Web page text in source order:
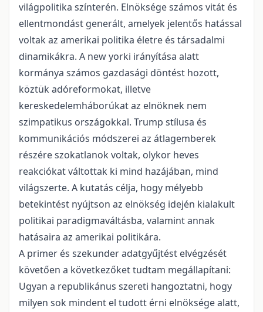
világpolitika színterén. Elnöksége számos vitát és
ellentmondást generált, amelyek jelentős hatással
voltak az amerikai politika életre és társadalmi
dinamikákra. A new yorki irányítása alatt
kormánya számos gazdasági döntést hozott,
köztük adóreformokat, illetve
kereskedelemháborúkat az elnöknek nem
szimpatikus országokkal. Trump stílusa és
kommunikációs módszerei az átlagemberek
részére szokatlanok voltak, olykor heves
reakciókat váltottak ki mind hazájában, mind
világszerte. A kutatás célja, hogy mélyebb
betekintést nyújtson az elnökség idején kialakult
politikai paradigmaváltásba, valamint annak
hatásaira az amerikai politikára.
A primer és szekunder adatgyűjtést elvégzését
követően a következőket tudtam megállapítani:
Ugyan a republikánus szereti hangoztatni, hogy
milyen sok mindent el tudott érni elnöksége alatt,